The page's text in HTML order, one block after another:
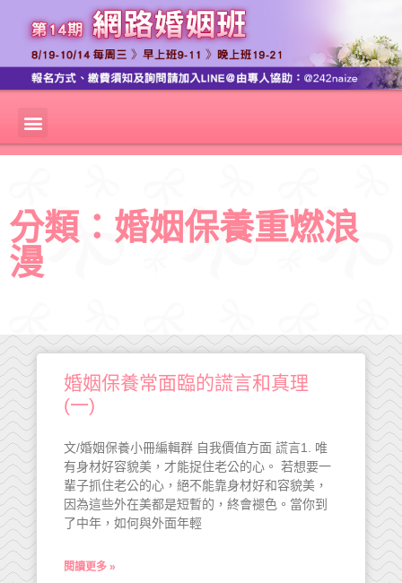
分類：婚姻保養重燃浪
漫
婚姻保養常面臨的謊言和真理
(一)
文/婚姻保養小冊編輯群 自我價值方面 謊言1. 唯
有身材好容貌美，才能捉住老公的心。 若想要一
輩子抓住老公的心，絕不能靠身材好和容貌美，
因為這些外在美都是短暫的，終會褪色。當你到
了中年，如何與外面年輕
閱讀更多 »